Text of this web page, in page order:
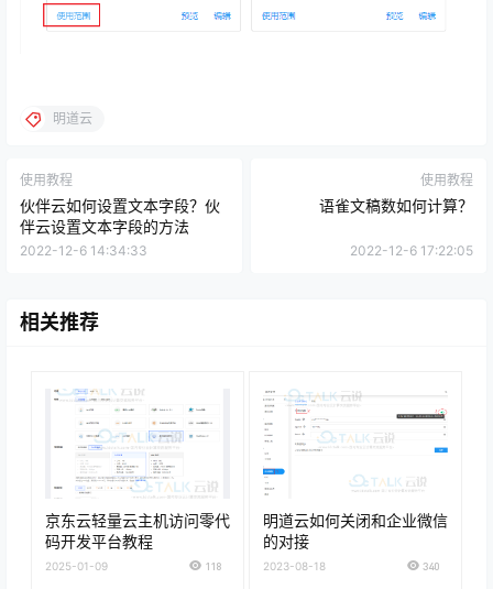
明道云
使用教程
伙伴云如何设置文本字段？伙
伴云设置文本字段的方法
2022-12-6 14:34:33
使用教程
语雀文稿数如何计算？
2022-12-6 17:22:05
相关推荐
京东云轻量云主机访问零代
码开发平台教程
2025-01-09 118
明道云如何关闭和企业微信
的对接
2023-08-18 340